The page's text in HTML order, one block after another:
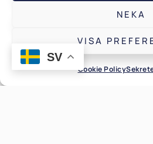
NEKA
VISA
Cookie Policy
SV